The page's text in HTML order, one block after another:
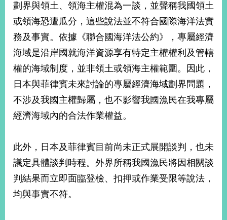
劃界與領土、領海主權混為一談，並聲稱我國領土
或領海恐遭瓜分，這些說法並不符合國際海洋法實
務及事實。依據《聯合國海洋法公約》，專屬經濟
海域是沿岸國就海洋資源享有特定主權權利及管轄
權的海域制度，並非領土或領海主權範圍。因此，
日本與菲律賓未來討論的專屬經濟海域劃界問題，
不涉及我國主權歸屬，也不影響我國漁民在我專屬
經濟海域內的合法作業權益。
此外，日本及菲律賓目前尚未正式展開談判，也未
議定具體談判時程。外界所稱我國漁民將因相關談
判結果而立即面臨登檢、扣押或作業受限等說法，
均與事實不符。